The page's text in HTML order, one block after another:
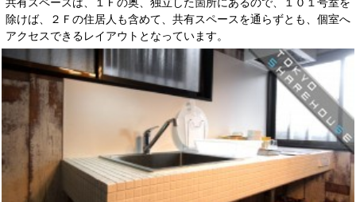
除けば、２Ｆの住居人も含めて、共有スペースを通らずとも、個室へ
アクセスできるレイアウトとなっています。